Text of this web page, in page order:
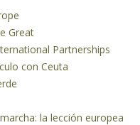
Great
Partnerships
con Ceuta
la lección europea